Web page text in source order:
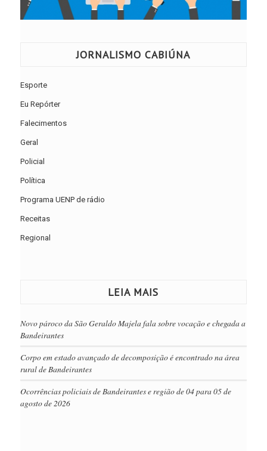
JORNALISMO CABIÚNA
Esporte
Eu Repórter
Falecimentos
Geral
Policial
Política
Programa UENP de rádio
Receitas
Regional
LEIA MAIS
Novo pároco da São Geraldo Majela fala sobre vocação e chegada a
Bandeirantes
Corpo em estado avançado de decomposição é encontrado na área
rural de Bandeirantes
Ocorrências policiais de Bandeirantes e região de 04 para 05 de
agosto de 2026